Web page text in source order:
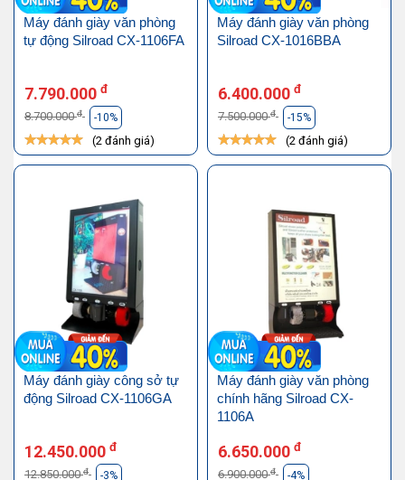
Máy đánh giày văn phòng
tự động Silroad CX-1106FA
7.790.000 đ
8.700.000đ -10%
(2 đánh giá)
Máy đánh giày văn phòng
Silroad CX-1016BBA
6.400.000 đ
7.500.000đ -15%
(2 đánh giá)
Máy đánh giày công sở tự
động Silroad CX-1106GA
12.450.000 đ
12.850.000đ -3%
Máy đánh giày văn phòng
chính hãng Silroad CX-
1106A
6.650.000 đ
6.900.000đ -4%